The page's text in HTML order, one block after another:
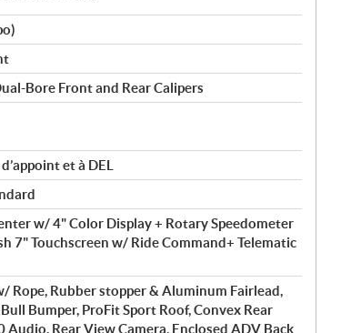
Bore Front and Rear Calipers
et à DEL
w/ 4" Color Display + Rotary Speedometer
7" Touchscreen w/ Ride Command+ Telematic
Rope, Rubber stopper & Aluminum Fairlead,
Bumper, ProFit Sport Roof, Convex Rear
Rear View Camera, Enclosed ADV Back